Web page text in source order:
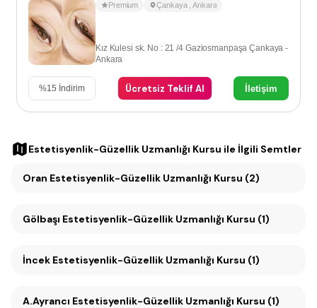
Premium Çankaya ,Ankara
Kız Kulesi sk. No : 21 /4 Gaziosmanpaşa Çankaya -
Ankara
%15 İndirim Ücretsiz Teklif Al İletişim
Estetisyenlik-Güzellik Uzmanlığı Kursu ile İlgili Semtler
Oran Estetisyenlik-Güzellik Uzmanlığı Kursu (2)
Gölbaşı Estetisyenlik-Güzellik Uzmanlığı Kursu (1)
İncek Estetisyenlik-Güzellik Uzmanlığı Kursu (1)
A.Ayrancı Estetisyenlik-Güzellik Uzmanlığı Kursu (1)